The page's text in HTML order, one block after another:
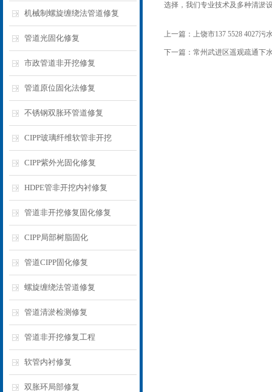
机械制螺旋缠绕法管道修复
管道光固化修复
市政管道非开挖修复
管道原位固化法修复
不锈钢双胀环管道修复
CIPP玻璃纤维软管非开挖
CIPP紫外光固化修复
HDPE管非开挖内衬修复
管道非开挖修复固化修复
CIPP局部树脂固化
管道CIPP固化修复
螺旋缠绕法管道修复
管道清淤检测修复
管道非开挖修复工程
软管内衬修复
双胀环局部修复
选择，我们专业技术及多种清淤
上一篇： 上饶市137 5528 4027污
下一篇： 常州武进区遥观疏通下